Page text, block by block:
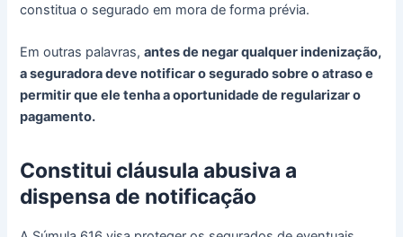
constitua o segurado em mora de forma prévia.
Em outras palavras,antes de negar qualquer indenização,
a seguradora deve notificar o segurado sobre o atraso e
permitir que ele tenha a oportunidade de regularizar o
pagamento.
Constitui cláusula abusiva a
dispensa de notificação